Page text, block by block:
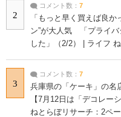
2
コメント数： 7
「もっと早く買えば良
ン”が大人気 「プライバ
した」（2/2） | ライフ
3
コメント数： 7
兵庫県の「ケーキ」の
【7月12日は「デコレー
ねとらぼリサーチ：2ペー